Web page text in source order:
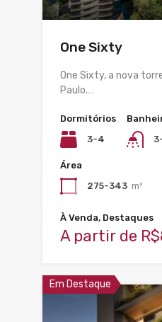
One Sixty
One Sixty, a nova
Paulo.…
Dormitórios
3-4
Área
275-343 m²
À Venda, Destaques
A partir de
Em Destaque